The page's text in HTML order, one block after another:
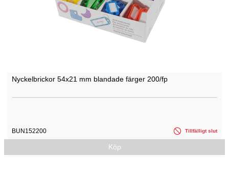
Nyckelbrickor 54x21 mm blandade färger 200/fp
BUN152200 Tillfälligt slut
Köp